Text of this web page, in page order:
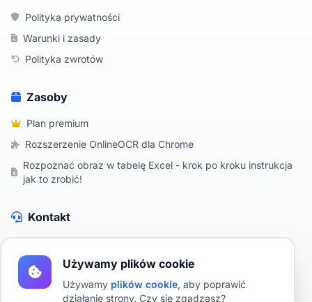
Polityka prywatności
Warunki i zasady
Polityka zwrotów
Zasoby
Plan premium
Rozszerzenie OnlineOCR dla Chrome
Rozpoznać obraz w tabelę Excel - krok po kroku instrukcja
jak to zrobić!
Kontakt
Używamy plików cookie
Używamy plików cookie, aby poprawić
działanie strony. Czy się zgadzasz?